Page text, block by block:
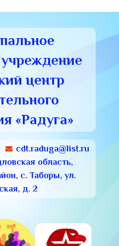
центр
«Радуга»
cdt.raduga@list.ru
область,
с. Таборы, ул.
д. 2